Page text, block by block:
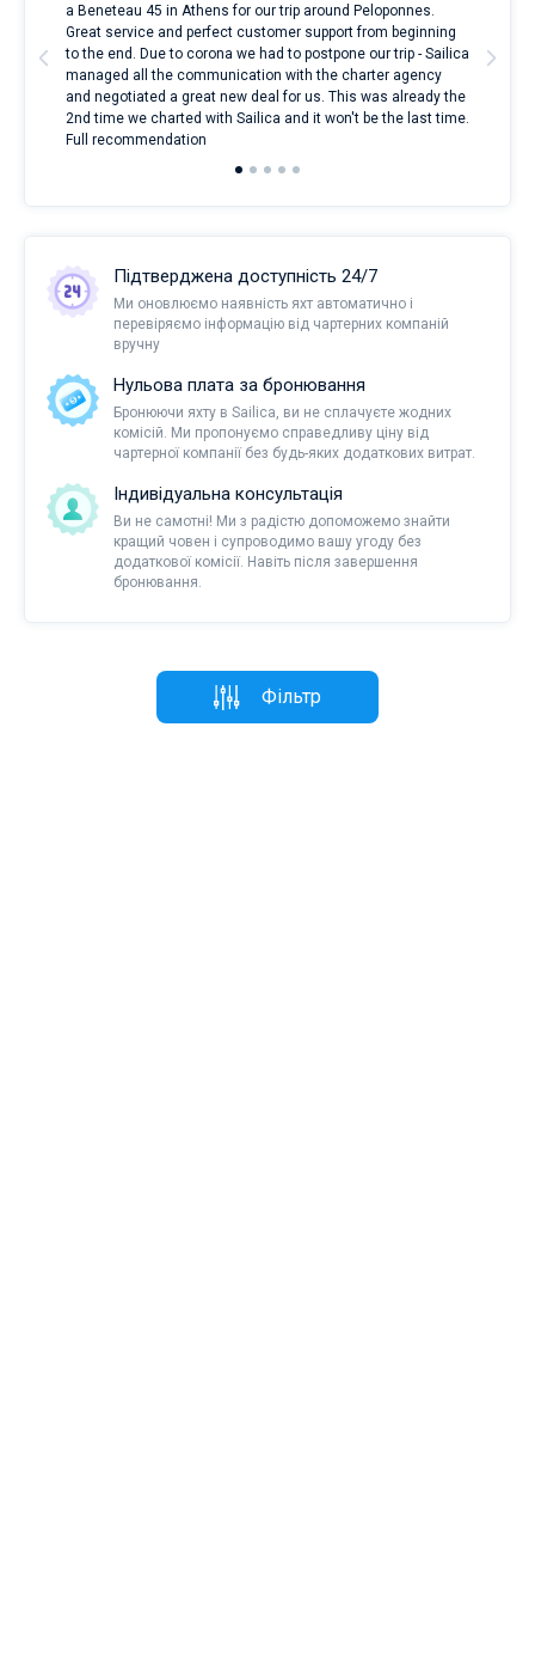
a Beneteau 45 in Athens for our trip around Peloponnes.
Great service and perfect customer support from beginning
to the end. Due to corona we had to postpone our trip - Sailica
managed all the communication with the charter agency
and negotiated a great new deal for us. This was already the
2nd time we charted with Sailica and it won't be the last time.
Full recommendation
Підтверджена доступність 24/7
Ми оновлюємо наявність яхт автоматично і
перевіряємо інформацію від чартерних компаній
вручну
Нульова плата за бронювання
Бронюючи яхту в Sailica, ви не сплачуєте жодних
комісій. Ми пропонуємо справедливу ціну від
чартерної компанії без будь-яких додаткових витрат.
Індивідуальна консультація
Ви не самотні! Ми з радістю допоможемо знайти
кращий човен і супроводимо вашу угоду без
додаткової комісії. Навіть після завершення
бронювання.
Фільтр